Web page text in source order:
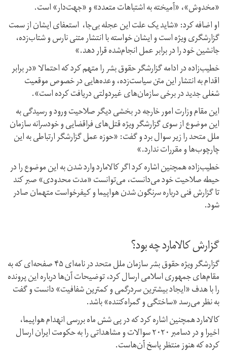
«مخدوش»، «آمیخته به اشتباهات متعدد» و «جهت‌دار» است.
او اضافه کرد: «شاید یک علت این عجله بی‌جا، استعفای ایشان از سمت
گزارشگری ویژه است و ایشان خواسته با انتشار متنی نارس و شتاب‌زده،‌
جانشین خود را در برابر عمل انجام‌شده قرار دهد.»
خطیب‌زاده در ادامه گزارشگر حقوق بشر را متهم کرد که احتمالا «در برابر
اقدام به انتشار این متن سیاست‌زده،‌ وعده‌هایی در خصوص موقعیت
شغلی جدید در برخی سازمان‌های غیردولتی دریافت کرده است».
این مقام وزارت امور خارجه در بخشی دیگر صلاحیت ورود و رسیدگی به
این موضوع از سوی گزارشگر ویژه قتل‌های فراقضایی و خودسرانه سازمان
ملل متحد را زیر سوال برد و گفت: «حوزه عمل گزارشگر ارتباطی به این
چارچوب‌ها و مقررات ندارد.»
خطیب‌زاده همچنین اشاره کرد اگر کالامارد وارد شدن به این موضوع را در
حیطه صلاحیت خود می‌دانست، می‌توانست «مدت محدودی» صبر کند
تا گزارش فنی درباره سرنگون شدن هواپیما و کیفرخواست متهمان صادر
شود.
گزارش کالامارد چه بود؟
گزارشگر ویژه حقوق بشر سازمان ملل متحد در نامه‌ای ۴۵ صفحه‌ای که به
مقام‌های جمهوری اسلامی ارسال کرد، توضیحات آن‌ها درباره این پرونده
را با هدف «ایجاد بیشترین سردرگمی و کمترین شفافیت» دانست و گفت
به نظر می‌رسد «ساختگی و گمراه‌کننده» باشد.
کالامارد همچنین اشاره کرد که در پی شش ماه بررسی انهدام هواپیما،
اخیرا و در دسامبر ۲۰۲۰ سوالات و مشاهداتی را به حکومت ایران ارسال
کرده که هنوز منتظر پاسخ آن‌هاست.